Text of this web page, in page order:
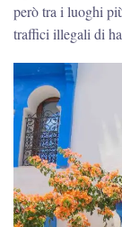
però tra i luoghi
traffici illegali di